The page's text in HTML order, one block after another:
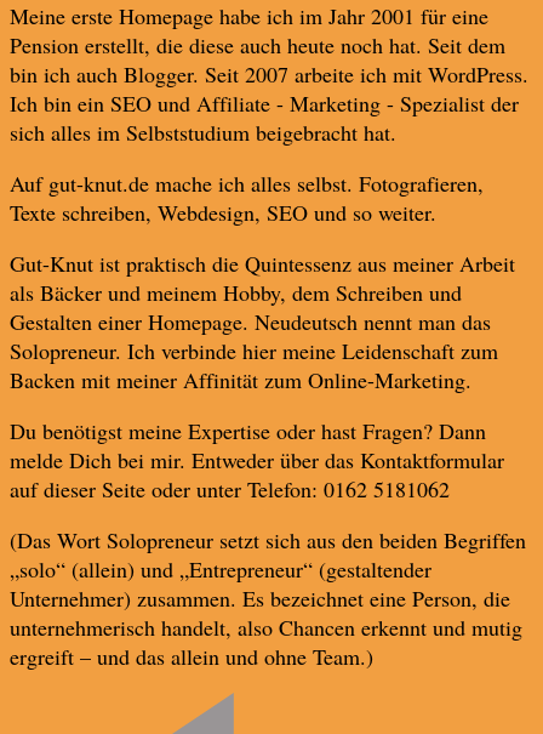
Meine erste Homepage habe ich im Jahr 2001 für eine
Pension erstellt, die diese auch heute noch hat. Seit dem
bin ich auch Blogger. Seit 2007 arbeite ich mit WordPress.
Ich bin ein SEO und Affiliate - Marketing - Spezialist der
sich alles im Selbststudium beigebracht hat.
Auf gut-knut.de mache ich alles selbst. Fotografieren,
Texte schreiben, Webdesign, SEO und so weiter.
Gut-Knut ist praktisch die Quintessenz aus meiner Arbeit
als Bäcker und meinem Hobby, dem Schreiben und
Gestalten einer Homepage. Neudeutsch nennt man das
Solopreneur. Ich verbinde hier meine Leidenschaft zum
Backen mit meiner Affinität zum Online-Marketing.
Du benötigst meine Expertise oder hast Fragen? Dann
melde Dich bei mir. Entweder über das Kontaktformular
auf dieser Seite oder unter Telefon: 0162 5181062
(Das Wort Solopreneur setzt sich aus den beiden Begriffen
„solo“ (allein) und „Entrepreneur“ (gestaltender
Unternehmer) zusammen. Es bezeichnet eine Person, die
unternehmerisch handelt, also Chancen erkennt und mutig
ergreift – und das allein und ohne Team.)